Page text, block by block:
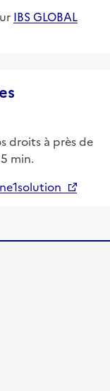
IBS GLOBAL
droits à près de
min.
site